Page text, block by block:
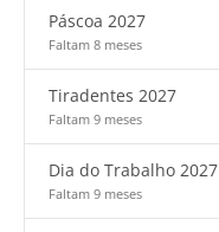
Páscoa 2027
Faltam 8 meses
Tiradentes 2027
Faltam 9 meses
Dia do Trabalho 2027
Faltam 9 meses